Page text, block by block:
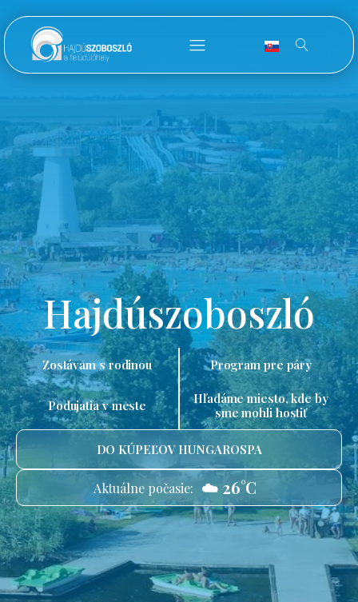
Hajdúszoboszló
Zostávam s rodinou Program pre páry
Podujatia v meste
Hľadáme miesto, kde by
sme mohli hostiť
DO KÚPEĽOV HUNGAROSPA
Aktuálne počasie: ☁️ 26°C